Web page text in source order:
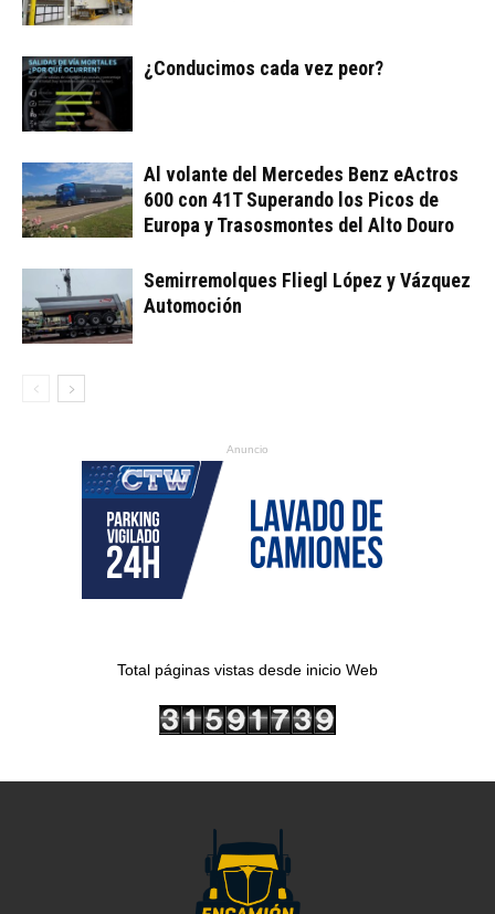
¿Conducimos cada vez peor?
Al volante del Mercedes Benz eActros
600 con 41T Superando los Picos de
Europa y Trasosmontes del Alto Douro
Semirremolques Fliegl López y Vázquez
Automoción
Anuncio
Total páginas vistas desde inicio Web